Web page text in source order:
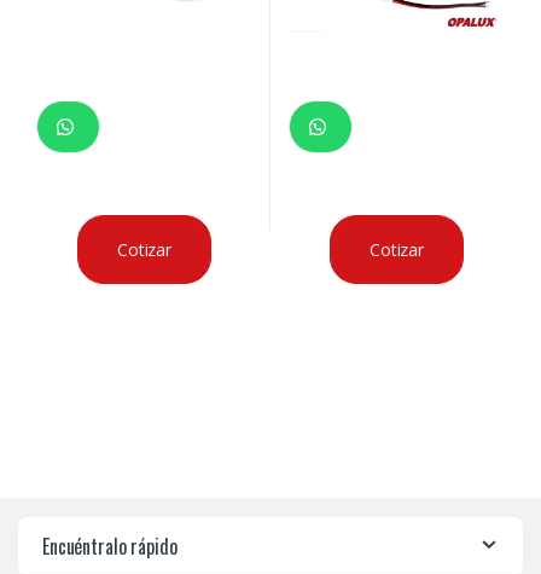
Cotizar Cotizar
Encuéntralo rápido